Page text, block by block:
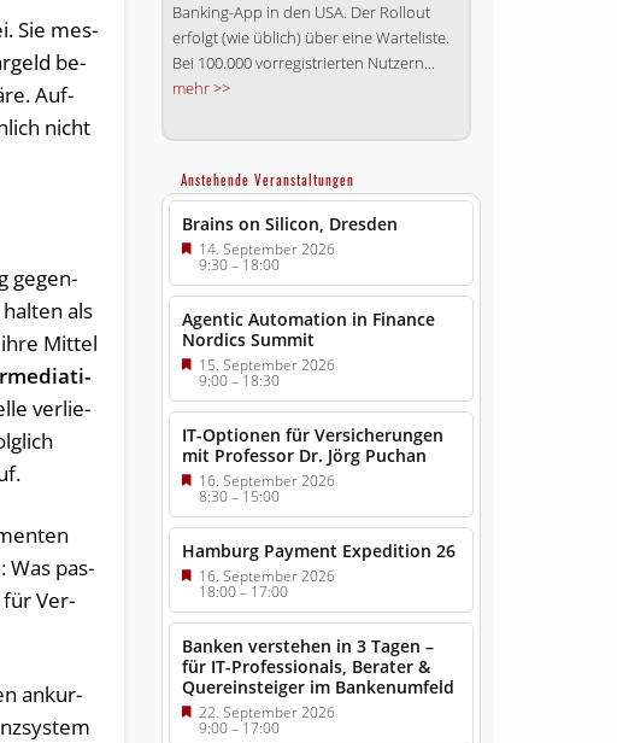
Sie mes­
be­
Auf­
nicht
ge­gen­
als
Mit­tel
ver­lie­
Was pas­
für Ver­
an­kur­
Banking-App in den USA. Der Rollout
erfolgt (wie üblich) über eine Warteliste.
Bei 100.000 vorregistrierten Nutzern...
mehr >>
Anstehende Veranstaltungen
Brains on Silicon, Dresden
14. September 2026
9:30–18:00
Agentic Automation in Finance
Nordics Summit
15. September 2026
9:00–18:30
IT-Optionen für Versicherungen
mit Professor Dr. Jörg Puchan
16. September 2026
8:30–15:00
Hamburg Payment Expedition 26
16. September 2026
18:00– 17:00
Banken verstehen in 3 Tagen –
für IT-Professionals, Berater &
Quereinsteiger im Bankenumfeld
22. September 2026
9:00–17:00